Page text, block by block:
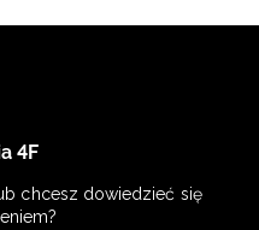
4F
chcesz dowiedzieć się